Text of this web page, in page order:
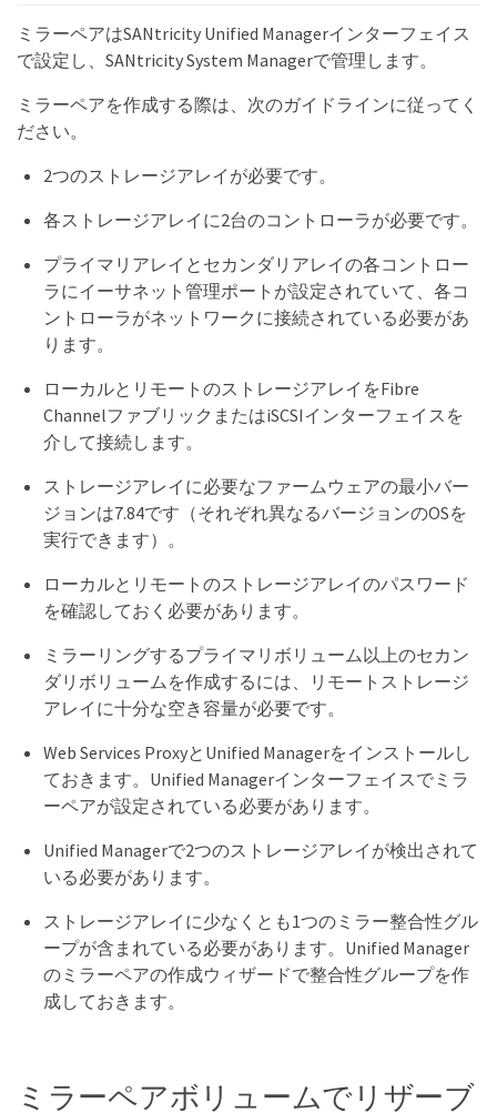
ミラーペアはSANtricity Unified Managerインターフェイス
で設定し、SANtricity System Managerで管理します。
ミラーペアを作成する際は、次のガイドラインに従ってく
ださい。
2つのストレージアレイが必要です。
各ストレージアレイに2台のコントローラが必要です。
プライマリアレイとセカンダリアレイの各コントロー
ラにイーサネット管理ポートが設定されていて、各コ
ントローラがネットワークに接続されている必要があ
ります。
ローカルとリモートのストレージアレイをFibre
ChannelファブリックまたはiSCSIインターフェイスを
介して接続します。
ストレージアレイに必要なファームウェアの最小バー
ジョンは7.84です（それぞれ異なるバージョンのOSを
実行できます）。
ローカルとリモートのストレージアレイのパスワード
を確認しておく必要があります。
ミラーリングするプライマリボリューム以上のセカン
ダリボリュームを作成するには、リモートストレージ
アレイに十分な空き容量が必要です。
Web Services ProxyとUnified Managerをインストールし
ておきます。Unified Managerインターフェイスでミラ
ーペアが設定されている必要があります。
Unified Managerで2つのストレージアレイが検出されて
いる必要があります。
ストレージアレイに少なくとも1つのミラー整合性グル
ープが含まれている必要があります。Unified Manager
のミラーペアの作成ウィザードで整合性グループを作
成しておきます。
ミラーペアボリュームでリザーブ